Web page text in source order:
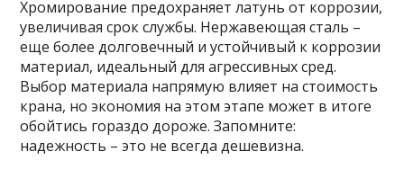
Хромирование предохраняет латунь от коррозии,
увеличивая срок службы. Нержавеющая сталь –
еще более долговечный и устойчивый к коррозии
материал, идеальный для агрессивных сред.
Выбор материала напрямую влияет на стоимость
крана, но экономия на этом этапе может в итоге
обойтись гораздо дороже. Запомните:
надежность – это не всегда дешевизна.